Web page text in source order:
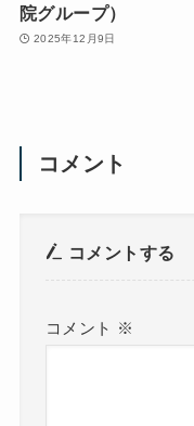
院グループ）
2025年12月9日
コメント
コメントする
コメント ※